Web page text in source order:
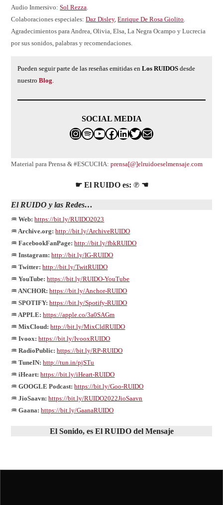
Audio Inmersivo:Sol Rezza.
Colaboraciones especiales:Daz Disley,Enrique De Rosa Giolito.
Agradecimientos para Andrea, Olivia, Elsa, La Negra Ocampo y Lucrecia
por sus sonidos, palabras y recomendaciones.
Pueden seguir parte de las reseñas emitidas enLos RUIDOS desde
nuestroBlog.
SOCIAL MEDIA
Instagram
SpotifyFacebook
LinkedIn
Twitter
Correo electrónico
Material para Prensa & #ESCUCHA:prensa[@]elruidoeselmensaje.com
☛ El RUIDO es: ℗ ☚
El RUIDO y las Redes…
♒ Web: https://bit.ly/RUIDO2023
♒ Archive.org: http://bit.ly/ArchiveRUIDO
♒ FacebookFanPage: http://bit.ly/fbkRUIDO
♒ Instagram:http://bit.ly/IG-RUIDO
♒ Twitter: http://bit.ly/TwitRUIDO
♒ YouTube: https://bit.ly/RUIDO-YouTube
♒ ANCHOR: https://bit.ly/Anchor-RUIDO
♒ SPOTIFY: https://bit.ly/Spotify-RUIDO
♒ APPLE: https://apple.co/3a0SAGm
♒ MixCloud: http://bit.ly/MixCldRUIDO
♒ Ivoox: https://bit.ly/IvooxRUIDO
♒ RadioPublic: https://bit.ly/RP-RUIDO
♒ TuneIN: http://tun.in/pjSTu
♒ iHeart: https://bit.ly/iHeart-RUIDO
♒ GOOGLE Podcast: https://bit.ly/Goo-RUIDO
♒ JioSaavn: https://bit.ly/RUIDO2022JioSaavn
♒ Gaana: https://bit.ly/GaanaRUIDO
El Sonido, es El RUIDOdel Mensaje